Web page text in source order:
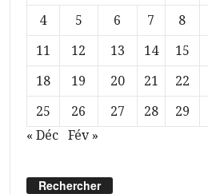
4
5 6 7 8
11
12 13 14 15
18
19 20 21 22
25
26 27 28 29
« Déc
Fév »
Rechercher